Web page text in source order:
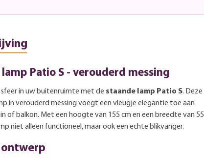
lamp Patio S - verouderd messing
sfeer in uw buitenruimte met de staande lamp Patio S. Deze
in verouderd messing voegt een vleugje elegantie toe aan
of balkon. Met een hoogte van 155 cm en een breedte van 55
niet alleen functioneel, maar ook een echte blikvanger.
ontwerp